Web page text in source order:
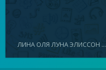
ЛИНА ОЛЯ ЛУНА ЭЛИССОН ...